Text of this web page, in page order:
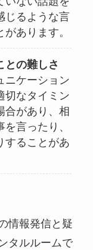
じるような言
あります。
との難しさ
ニケーション
切なタイミン
合があり、相
言ったり、
することがあ
情報発信と疑
タルルームで